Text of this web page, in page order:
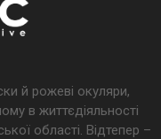
й рожеві окуляри,
в життєдіяльності
області. Відтепер –